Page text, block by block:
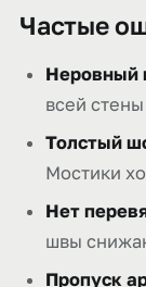
Частые
Неровный
всей
Толстый
Мостики
Нет
швы
Пропуск